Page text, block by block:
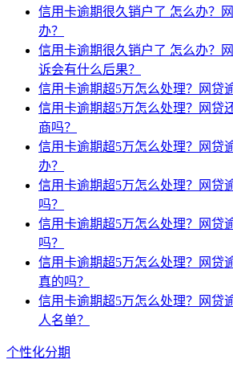
信用卡逾期很久销户了 怎么办？
办？
信用卡逾期很久销户了 怎么办？
诉会有什么后果？
信用卡逾期超5万怎么处理？网贷
信用卡逾期超5万怎么处理？网贷
商吗？
信用卡逾期超5万怎么处理？网贷
办？
信用卡逾期超5万怎么处理？网贷
吗？
信用卡逾期超5万怎么处理？网贷
吗？
信用卡逾期超5万怎么处理？网贷
真的吗？
信用卡逾期超5万怎么处理？网贷
人名单？
个性化分期